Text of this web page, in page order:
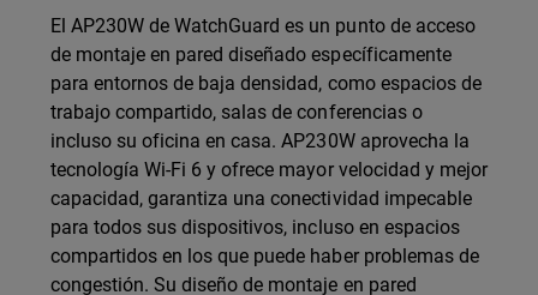
El AP230W de WatchGuard es un punto de acceso
de montaje en pared diseñado específicamente
para entornos de baja densidad, como espacios de
trabajo compartido, salas de conferencias o
incluso su oficina en casa. AP230W aprovecha la
tecnología Wi-Fi 6 y ofrece mayor velocidad y mejor
capacidad, garantiza una conectividad impecable
para todos sus dispositivos, incluso en espacios
compartidos en los que puede haber problemas de
congestión. Su diseño de montaje en pared